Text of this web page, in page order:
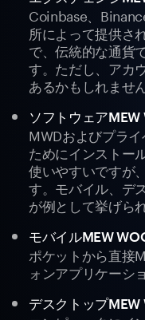
Coinbase、
所によって提供さ
で、伝統的な通貨
す。ただし、アカ
あるかもしれません
ソフトウェアMEW
MWDおよびプラ
ためにインストー
使いやすいですが
す。モバイル、デ
が例として挙げら
モバイルMEW
ポケットから直接
ォンアプリケーシ
デスクトップMEW